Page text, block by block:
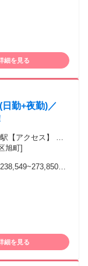
円-17,100円
深夜手当:5,165-
代：無し 通勤
細を見る
勤+夜勤)／
【アクセス】 原
旭町]
円
円-17,100円
深夜手当:5,165-
代：無し 通勤
細を見る